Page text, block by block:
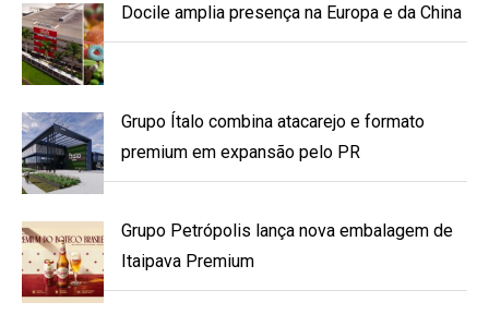
Docile amplia presença na Europa e da China
Grupo Ítalo combina atacarejo e formato
premium em expansão pelo PR
Grupo Petrópolis lança nova embalagem de
Itaipava Premium